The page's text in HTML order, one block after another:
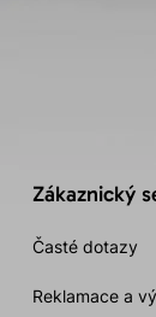
Zákaznický
Časté dotazy
Reklamace a